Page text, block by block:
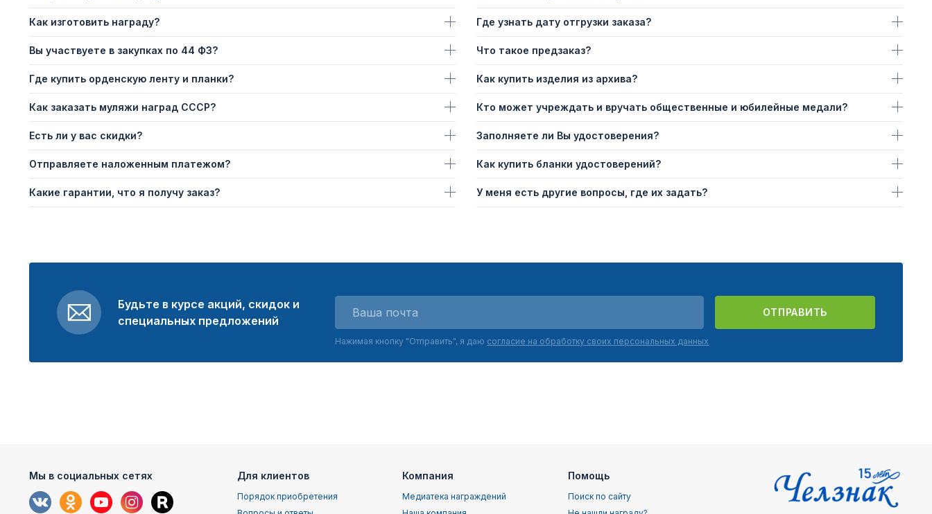
Как изготовить награду?
Вы участвуете в закупках по 44 ФЗ?
Где купить орденскую ленту и планки?
Как заказать муляжи наград СССР?
Есть ли у вас скидки?
Отправляете наложенным платежом?
Какие гарантии, что я получу заказ?
Где узнать дату отгрузки заказа?
Что такое предзаказ?
Как купить изделия из архива?
Кто может учреждать и вручать общественные и юбилейные медали?
Заполняете ли Вы удостоверения?
Как купить бланки удостоверений?
У меня есть другие вопросы, где их задать?
Будьте в курсе акций, скидок и
специальных предложений
ОТПРАВИТЬ
Нажимая кнопку "Отправить", я даю согласие на обработку своих персональных данных
Мы в социальных сетях Для клиентов
Порядок приобретения
Компания
Медиатека награждений
Помощь
Поиск по сайту